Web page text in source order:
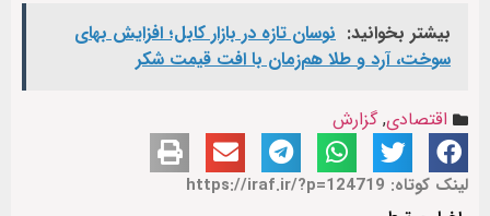
بیشتر بخوانید: نوسان تازه در بازار کابل؛ افزایش بهای
سوخت، آرد و طلا هم‌زمان با افت قیمت شکر
اقتصادی,گزارش
لینک کوتاه: https://iraf.ir/?p=124719